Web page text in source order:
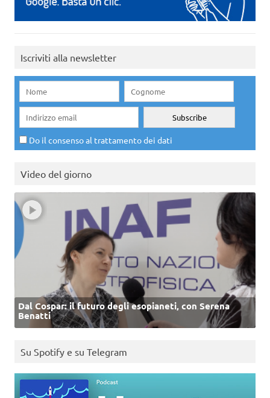
Iscriviti alla newsletter
Do il consenso al trattamento dei dati
Video del giorno
Dal Cospar: il futuro degli esopianeti, con Serena
Benatti
Su Spotify e su Telegram